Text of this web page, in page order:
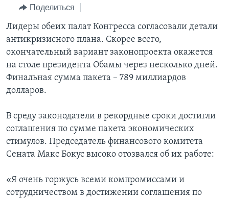
Перейти
поиск
ПОЧЕМУ ЭТО ВАЖНО?
ДИСКУССИЯ VOA
ДЕТАЛИ
НЬЮ-ЙОРК NEW YORK
АМЕРИКА. БОЛЬШОЕ ПУТЕШЕСТВИЕ
А КАК В АМЕРИКЕ?
АРТЕФАКТЫ
АМЕРИКАНСКИЕ ГОРОДКИ
ТЕСТЫ
ФАКТЫ ПРОТИВ ФЕЙКОВ
ЗА СВОБОДУ ПРЕССЫ
УЧИМ АНГЛИЙСКИЙ
ВИДЕО
ПОДПИСКА НА НОВОСТИ
СОЦИАЛЬНЫЕ СЕТИ
Языки
Поделиться
Лидеры обеих палат Конгресса согласовали детали
антикризисного плана. Скорее всего,
окончательный вариант законопроекта окажется
на столе президента Обамы через несколько дней.
Финальная сумма пакета – 789 миллиардов
долларов.
В среду законодатели в рекордные сроки достигли
соглашения по сумме пакета экономических
стимулов. Председатель финансового комитета
Сената Макс Бокус высоко отозвался об их работе:
«Я очень горжусь всеми компромиссами и
сотрудничеством в достижении соглашения по